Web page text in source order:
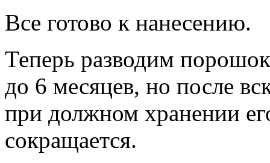
Все готово к нанесению.
Теперь разводим
до 6 месяцев, но после
при должном хранении
сокращается.